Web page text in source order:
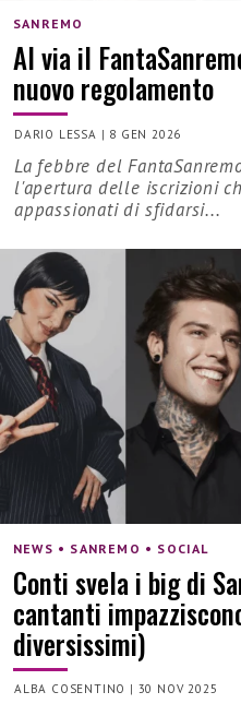
SANREMO
Al via il
nuovo regolamento
DARIO LESSA | 8 GEN 2026
La febbre del
l'apertura delle iscrizioni
appassionati di sfidarsi...
NEWS • SANREMO • SOCIAL
Conti svela i big di
cantanti
diversissimi)
ALBA COSENTINO | 30 NOV 2025